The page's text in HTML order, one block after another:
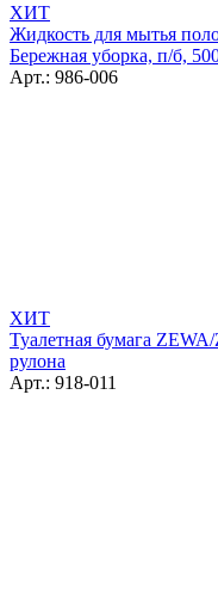
ХИТ
Жидкость для мытья
Бережная уборка, п/б,
Арт.: 986-006
ХИТ
Туалетная бумага
рулона
Арт.: 918-011